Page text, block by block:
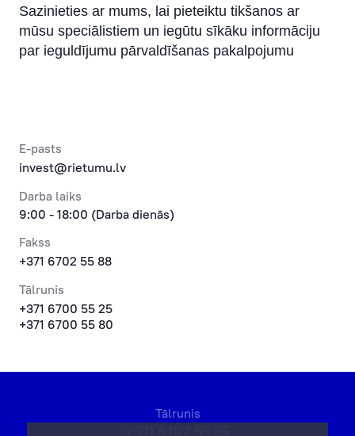
Ilgtspēja individuālajā portfeļa pārvaldīšanā
Sazinieties ar mums, lai pieteiktu tikšanos ar
mūsu speciālistiem un iegūtu sīkāku informāciju
par ieguldījumu pārvaldīšanas pakalpojumu
E-pasts
invest@rietumu.lv
Darba laiks
9:00 - 18:00 (Darba dienās)
Fakss
+371 6702 55 88
Tālrunis
+371 6700 55 25
+371 6700 55 80
Tālrunis